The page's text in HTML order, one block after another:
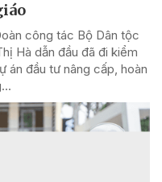
công tác Bộ Dân tộc
Hà dẫn đầu đã đi kiểm
đầu tư nâng cấp, hoàn